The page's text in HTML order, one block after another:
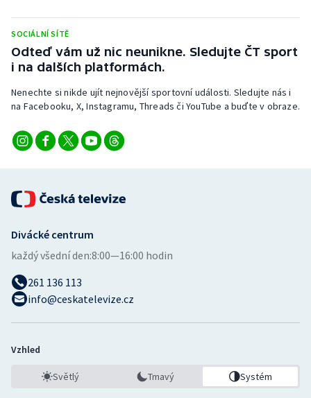
Short track
Sportovní střelba
Stolní tenis
Triatlon
Vodní slalom
Volejbal
Ostatní
SOCIÁLNÍ SÍTĚ
Odteď vám už nic neunikne. Sledujte ČT sport
i na dalších platformách.
Nenechte si nikde ujít nejnovější sportovní události. Sledujte nás i
na Facebooku, X, Instagramu, Threads či YouTube a buďte v obraze.
Divácké centrum
každý všední den:8:00—16:00 hodin
261 136 113
info@ceskatelevize.cz
Vzhled
Světlý Tmavý Systém